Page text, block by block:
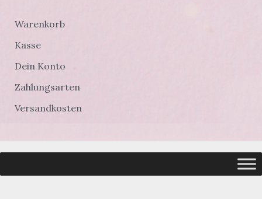
Warenkorb
Kasse
Dein Konto
Zahlungsarten
Versandkosten